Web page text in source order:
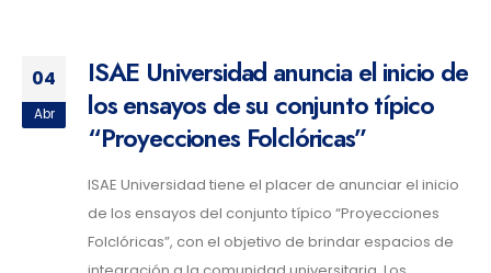
04
Abr
ISAE Universidad anuncia el inicio de
los ensayos de su conjunto típico
“Proyecciones Folclóricas”
ISAE Universidad tiene el placer de anunciar el inicio
de los ensayos del conjunto típico “Proyecciones
Folclóricas”, con el objetivo de brindar espacios de